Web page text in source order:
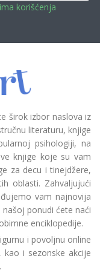
korišćenja
širok izbor naslova iz
literaturu, knjige
psihologiji, na
knjige koje su vam
za decu i tinejdžere,
oblasti. Zahvaljujući
vam najnovija
ponudi ćete naći
enciklopedije.
i povoljnu online
kao i sezonske akcije